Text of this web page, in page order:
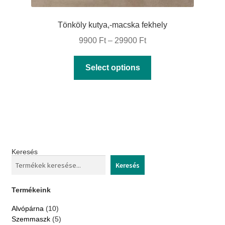
Tönköly kutya,-macska fekhely
9900 Ft – 29900 FtPrice
range:
through
Select options
Keresés
Keresés
Termékeink
Alvópárna 1010
products
Szemmaszk 55